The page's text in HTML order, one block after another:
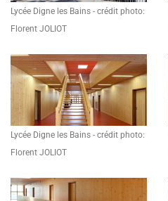
Lycée Digne les Bains - crédit photo:
Florent JOLIOT
Lycée Digne les Bains - crédit photo:
Florent JOLIOT